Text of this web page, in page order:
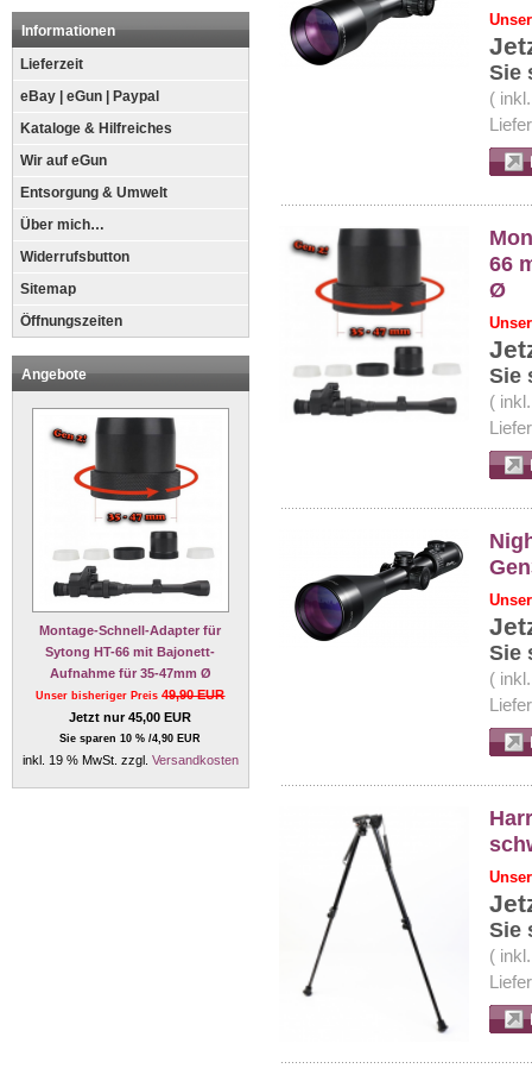
Informationen
Lieferzeit
eBay | eGun | Paypal
Kataloge & Hilfreiches
Wir auf eGun
Entsorgung & Umwelt
Über mich…
Widerrufsbutton
Sitemap
Öffnungszeiten
Angebote
Montage-Schnell-Adapter für
Sytong HT-66 mit Bajonett-
Aufnahme für 35-47mm Ø
Unser bisheriger Preis49,90 EUR
Jetzt nur 45,00 EUR
Sie sparen 10 % /4,90 EUR
inkl. 19 % MwSt. zzgl. Versandkosten
Sie
(
66
Ø
Sie
(
Sie
(
Sie
(